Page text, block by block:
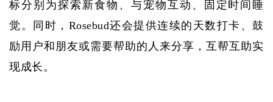
标分别为探索新食物、与宠物互动、固定时间睡
觉。同时，Rosebud还会提供连续的天数打卡、鼓
励用户和朋友或需要帮助的人来分享，互帮互助实
现成长。